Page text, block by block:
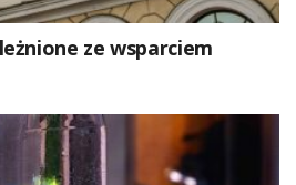
ze wsparciem